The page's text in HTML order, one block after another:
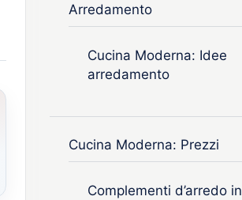
Arredamento
Cucina Moderna: Idee
arredamento
Cucina Moderna: Prezzi
Complementi d’arredo in